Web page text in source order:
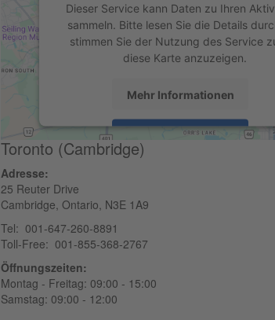
Dieser Service kann Daten zu Ihren
sammeln. Bitte lesen Sie die Details
stimmen Sie der Nutzung des Service
diese Karte anzuzeigen.
Mehr Informationen
Akzeptieren
Toronto (Cambridge)
Adresse:
25 Reuter Drive
Cambridge, Ontario, N3E 1A9
Tel: 001-647-260-8891
Toll-Free: 001-855-368-2767
Öffnungszeiten:
Montag - Freitag: 09:00 - 15:00
Samstag: 09:00 - 12:00